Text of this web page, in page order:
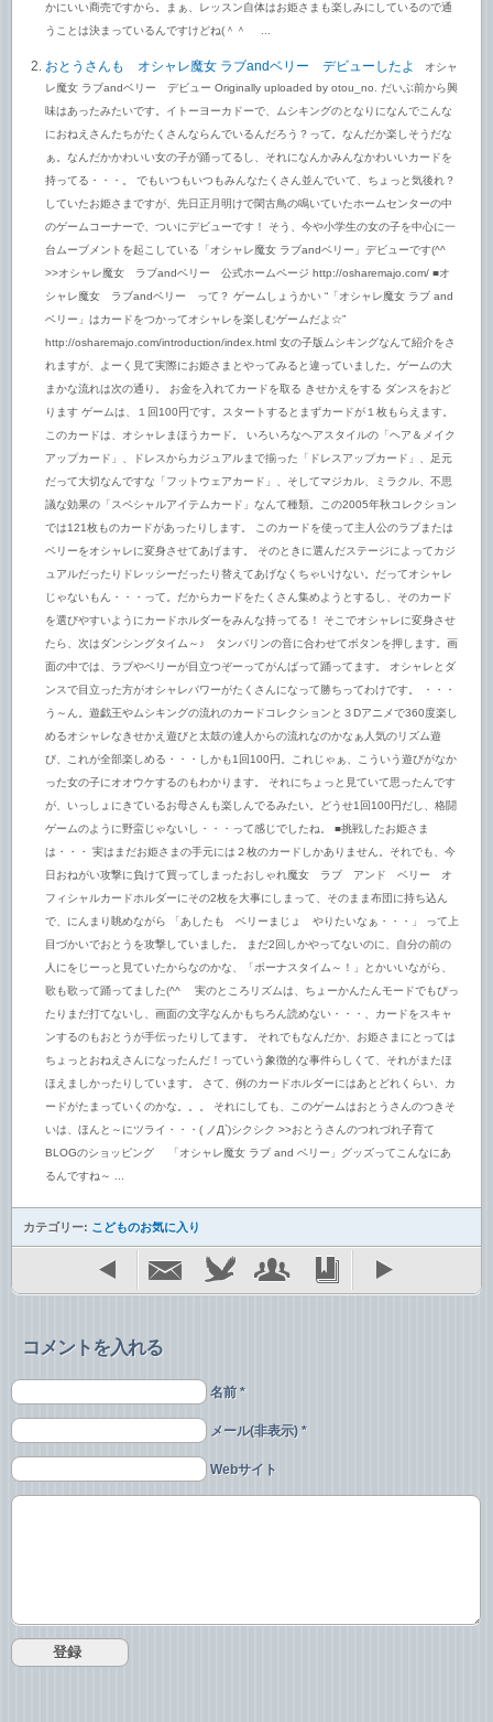
かにいい商売ですから。まぁ、レッスン自体はお姫さまも楽しみにしているので通
うことは決まっているんですけどね(＾＾ゞ ...
おとうさんも オシャレ魔女 ラブandベリー デビューしたよ オシャ
レ魔女 ラブandベリー デビュー Originally uploaded by otou_no. だいぶ前から興
味はあったみたいです。イトーヨーカドーで、ムシキングのとなりになんでこんな
におねえさんたちがたくさんならんでいるんだろう？って。なんだか楽しそうだな
ぁ。なんだかかわいい女の子が踊ってるし、それになんかみんなかわいいカードを
持ってる・・・。 でもいつもいつもみんなたくさん並んでいて、ちょっと気後れ？
していたお姫さまですが、先日正月明けで閑古鳥の鳴いていたホームセンターの中
のゲームコーナーで、ついにデビューです！ そう、今や小学生の女の子を中心に一
台ムーブメントを起こしている「オシャレ魔女 ラブandベリー」デビューです(^^ゞ
>>オシャレ魔女 ラブandベリー 公式ホームページ http://osharemajo.com/ ■オ
シャレ魔女 ラブandベリー って？ ゲームしょうかい “「オシャレ魔女 ラブ and
ベリー」はカードをつかってオシャレを楽しむゲームだよ☆”
http://osharemajo.com/introduction/index.html 女の子版ムシキングなんて紹介をさ
れますが、よーく見て実際にお姫さまとやってみると違っていました。ゲームの大
まかな流れは次の通り。 お金を入れてカードを取る きせかえをする ダンスをおど
ります ゲームは、１回100円です。スタートするとまずカードが１枚もらえます。
このカードは、オシャレまほうカード。 いろいろなヘアスタイルの「ヘア＆メイク
アップカード」、ドレスからカジュアルまで揃った「ドレスアップカード」、足元
だって大切なんですな「フットウェアカード」、そしてマジカル、ミラクル、不思
議な効果の「スペシャルアイテムカード」なんて種類。この2005年秋コレクション
では121枚ものカードがあったりします。 このカードを使って主人公のラブまたは
ベリーをオシャレに変身させてあげます。 そのときに選んだステージによってカジ
ュアルだったりドレッシーだったり替えてあげなくちゃいけない。だってオシャレ
じゃないもん・・・って。だからカードをたくさん集めようとするし、そのカード
を選びやすいようにカードホルダーをみんな持ってる！ そこでオシャレに変身させ
たら、次はダンシングタイム～♪ タンバリンの音に合わせてボタンを押します。画
面の中では、ラブやベリーが目立つぞーってがんばって踊ってます。 オシャレとダ
ンスで目立った方がオシャレパワーがたくさんになって勝ちってわけです。 ・・・
う～ん。遊戯王やムシキングの流れのカードコレクションと３Dアニメで360度楽し
めるオシャレなきせかえ遊びと太鼓の達人からの流れなのかなぁ人気のリズム遊
び、これが全部楽しめる・・・しかも1回100円。これじゃぁ、こういう遊びがなか
った女の子にオオウケするのもわかります。 それにちょっと見ていて思ったんです
が、いっしょにきているお母さんも楽しんでるみたい。どうせ1回100円だし、格闘
ゲームのように野蛮じゃないし・・・って感じでしたね。 ■挑戦したお姫さま
は・・・ 実はまだお姫さまの手元には２枚のカードしかありません。それでも、今
日おねがい攻撃に負けて買ってしまったおしゃれ魔女 ラブ アンド ベリー オ
フィシャルカードホルダーにその2枚を大事にしまって、そのまま布団に持ち込ん
で、にんまり眺めながら 「あしたも ベリーまじょ やりたいなぁ・・・」 って上
目づかいでおとうを攻撃していました。 まだ2回しかやってないのに、自分の前の
人にをじーっと見ていたからなのかな、「ボーナスタイム～！」とかいいながら、
歌も歌って踊ってました(^^ゞ 実のところリズムは、ちょーかんたんモードでもぴっ
たりまだ打てないし、画面の文字なんかもちろん読めない・・・、カードをスキャ
ンするのもおとうが手伝ったりしてます。 それでもなんだか、お姫さまにとっては
ちょっとおねえさんになったんだ！っていう象徴的な事件らしくて、それがまたほ
ほえましかったりしています。 さて、例のカードホルダーにはあとどれくらい、カ
ードがたまっていくのかな。。。 それにしても、このゲームはおとうさんのつきそ
いは、ほんと～にツライ・・・( ノД`)シクシク >>おとうさんのつれづれ子育て
BLOGのショッピング 「オシャレ魔女 ラブ and ベリー」グッズってこんなにあ
るんですね～ ...
カテゴリー: こどものお気に入り
コメントを入れる
名前 *
メール(非表示) *
Webサイト